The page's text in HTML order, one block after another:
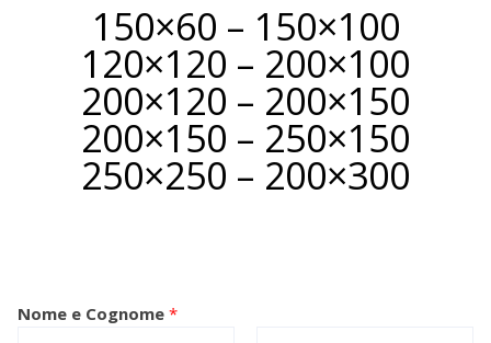
150×60 – 150×100
120×120 – 200×100
200×120 – 200×150
200×150 – 250×150
250×250 – 200×300
Nome e Cognome *